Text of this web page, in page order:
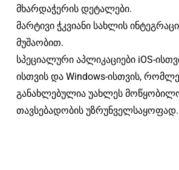
მხარდაჭერის დეტალები.
მარტივი ჭკვიანი სახლის
მუშაობით.
სპეციალური აპლიკაციები iOS-
ისთვის და Windows-ისთვის,
განახლებულია უახლეს
თავსებადობის უზრუნველსაყოფად.